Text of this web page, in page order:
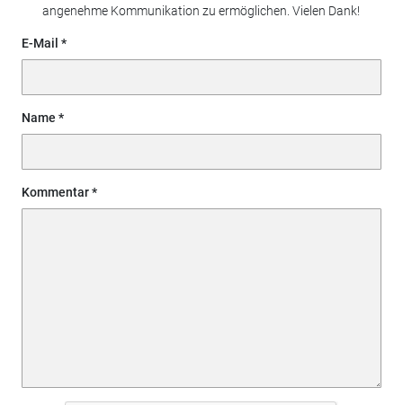
angenehme Kommunikation zu ermöglichen. Vielen Dank!
E-Mail
Name
Kommentar